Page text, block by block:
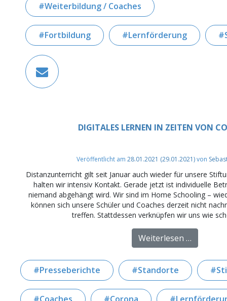
Weiterbildung / Coaches
Fortbildung Lernförderung
DIGITALES LERNEN IN ZEITEN VON
Veröffentlicht am 28.01.2021 (29.01.2021)von
Distanzunterricht gilt seit Januar auch wieder für unsere
halten wir intensiv Kontakt. Gerade jetzt ist individuelle
niemand abgehängt wird. Wir sind im Home Schooling –
können sich unsere Schüler und Coaches derzeit nicht
treffen. Stattdessen verknüpfen wir uns wie
Weiterlesen …from
Presseberichte Standorte